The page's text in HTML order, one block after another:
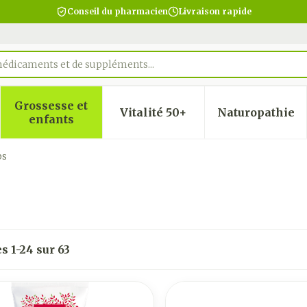
Conseil du pharmacien Livraison rapide
catégorie Beauté, soins et hygiène
sous-menu pour la catégorie Régime,
Grossesse et
enfantsAfficher le sous-menu pour la catégorie
Vitalité 50+Afficher le sous-menu
Naturopathie
Afficher
1-24 sur 63